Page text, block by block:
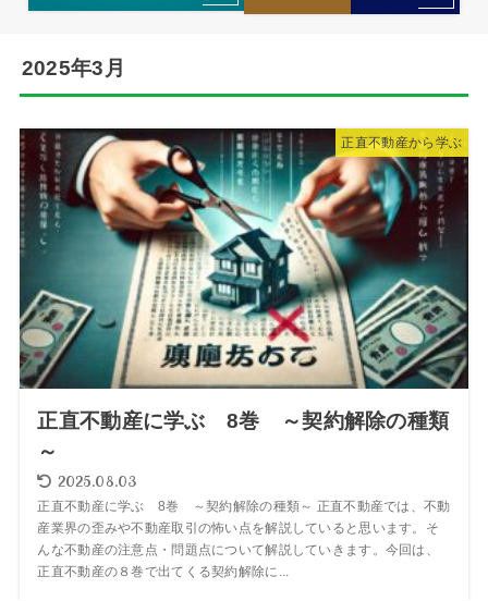
2025年3月
正直不動産から学ぶ
正直不動産に学ぶ 8巻 ～契約解除の種類
～
2025.08.03
正直不動産に学ぶ 8巻 ～契約解除の種類～ 正直不動産では、不動
産業界の歪みや不動産取引の怖い点を解説していると思います。そ
んな不動産の注意点・問題点について解説していきます。今回は、
正直不動産の８巻で出てくる契約解除に...